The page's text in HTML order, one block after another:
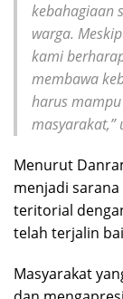
kebahagiaan
warga.
kami
membawa
harus
masyarakat,”
Menurut
menjadi
teritorial
telah terjalin
Masyarakat